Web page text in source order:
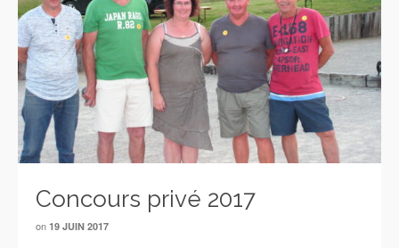
Concours privé 2017
on 19 JUIN 2017